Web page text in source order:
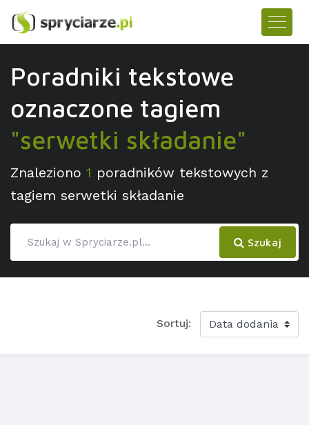
Poradniki tekstowe
oznaczone tagiem
"serwetki składanie"
Znaleziono 1 poradników tekstowych z
tagiem serwetki składanie
Szukaj
Sortuj: